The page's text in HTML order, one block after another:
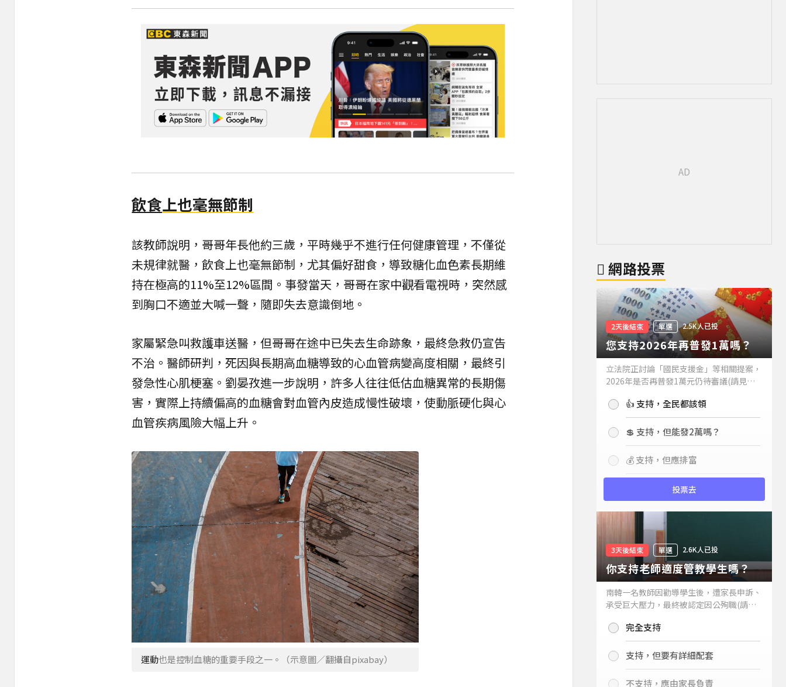
飲食上也毫無節制
該教師說明，哥哥年長他約三歲，平時幾乎不進行任何健康管理，不僅從
未規律就醫，飲食上也毫無節制，尤其偏好甜食，導致糖化血色素長期維
持在極高的11%至12%區間。事發當天，哥哥在家中觀看電視時，突然感
到胸口不適並大喊一聲，隨即失去意識倒地。
家屬緊急叫救護車送醫，但哥哥在途中已失去生命跡象，最終急救仍宣告
不治。醫師研判，死因與長期高血糖導致的心血管病變高度相關，最終引
發急性心肌梗塞。劉晏孜進一步說明，許多人往往低估血糖異常的長期傷
害，實際上持續偏高的血糖會對血管內皮造成慢性破壞，使動脈硬化與心
血管疾病風險大幅上升。
運動也是控制血糖的重要手段之一。（示意圖／翻攝自pixabay）
網路投票
2天後結束 單選 2.5K人已投
您支持2026年再普發1萬嗎？
立法院正討論「國民支援金」等相關提案，
2026年是否再普發1萬元仍待審議(請見下
持嗎？👍 支持，全民都該領
💲 支持，但能發2萬嗎？
💰 支持，但應排富
投票去
3天後結束 單選 2.6K人已投
你支持老師適度管教學生嗎？
南韓一名教師因勸導學生後，遭家長申訴、
承受巨大壓力，最終被認定因公殉職(請見
你支持老師適度管教學生嗎？
完全支持
支持，但要有詳細配套
不支持，應由家長負責